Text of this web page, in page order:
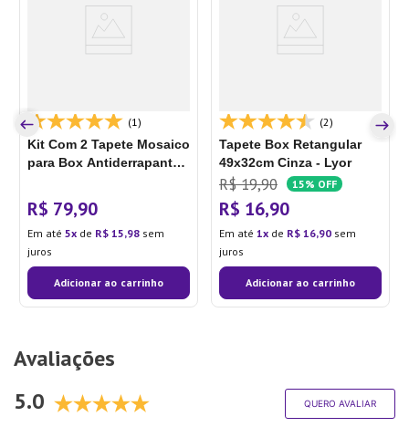
(1)
Kit Com 2 Tapete Mosaico
para Box Antiderrapante
Arthi
R$ 79,90
Em até 5 de R$ 15,98 sem
juros
Adicionar ao carrinho
(2)
Tapete Box Retangular
49x32cm Cinza - Lyor
R$ 19,90 15% OFF
R$ 16,90
Em até 1 de R$ 16,90 sem
juros
Adicionar ao carrinho
Avaliações
5.0
QUERO AVALIAR